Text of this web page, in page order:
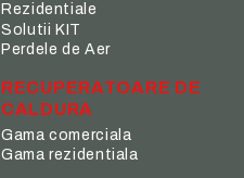
Rezidentiale
Solutii KIT
Perdele de Aer
RECUPERATOARE DE
CALDURA
Gama comerciala
Gama rezidentiala